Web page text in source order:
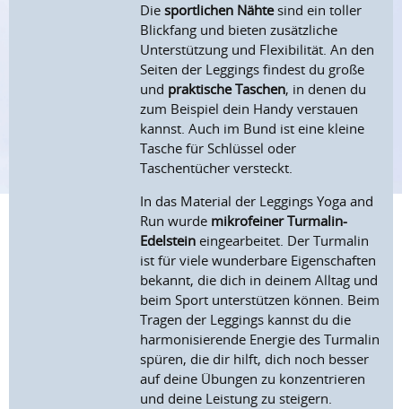
Diesportlichen Nähtesind ein toller
Blickfang und bieten zusätzliche
Unterstützung und Flexibilität. An den
Seiten der Leggings findest du große
und praktische Taschen, in denen du
zum Beispiel dein Handy verstauen
kannst. Auch im Bund ist eine kleine
Tasche für Schlüssel oder
Taschentücher versteckt.
In das Material der Leggings Yoga and
Run wurde mikrofeiner Turmalin-
Edelstein eingearbeitet. Der Turmalin
ist für viele wunderbare Eigenschaften
bekannt, die dich in deinem Alltag und
beim Sport unterstützen können. Beim
Tragen der Leggings kannst du die
harmonisierende Energie des Turmalin
spüren, die dir hilft, dich noch besser
auf deine Übungen zu konzentrieren
und deine Leistung zu steigern.